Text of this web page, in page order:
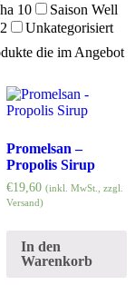
10
Saison Well
Unkategorisiert
die im Angebot
Promelsan –
Propolis Sirup
€19,60 (inkl. MwSt., zzgl.
Versand)
In den
Warenkorb